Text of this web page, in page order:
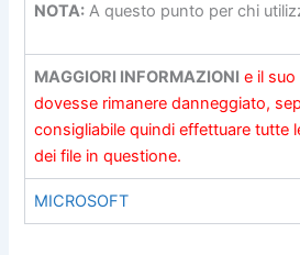
NOTA: A questo punto per chi
MAGGIORI INFORMAZIONI e il
dovesse rimanere danneggiato,
consigliabile quindi effettuare tutte
dei file in questione.
MICROSOFT